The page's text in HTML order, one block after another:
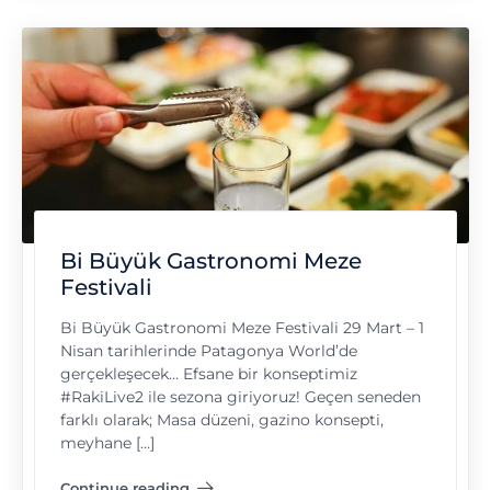
Bi Büyük Gastronomi Meze
Festivali
Bi Büyük Gastronomi Meze Festivali 29 Mart – 1
Nisan tarihlerinde Patagonya World’de
gerçekleşecek… Efsane bir konseptimiz
#RakiLive2 ile sezona giriyoruz! Geçen seneden
farklı olarak; Masa düzeni, gazino konsepti,
meyhane […]